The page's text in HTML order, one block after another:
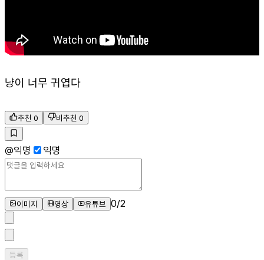
냥이 너무 귀엽다
추천 0 비추천 0
@익명 익명
이미지 영상 유튜브 0/2
등록